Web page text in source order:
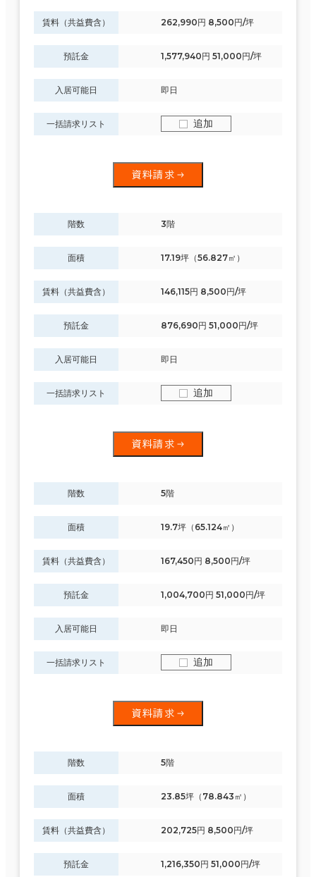
賃料（共益費含） 262,990円 8,500円/坪
預託金 1,577,940円 51,000円/坪
入居可能日 即日
一括請求リスト 追加
資料請求
階数 3階
面積 17.19坪（56.827㎡）
賃料（共益費含） 146,115円 8,500円/坪
預託金 876,690円 51,000円/坪
入居可能日 即日
一括請求リスト 追加
資料請求
階数 5階
面積 19.7坪（65.124㎡）
賃料（共益費含） 167,450円 8,500円/坪
預託金 1,004,700円 51,000円/坪
入居可能日 即日
一括請求リスト 追加
資料請求
階数 5階
面積 23.85坪（78.843㎡）
賃料（共益費含） 202,725円 8,500円/坪
預託金 1,216,350円 51,000円/坪